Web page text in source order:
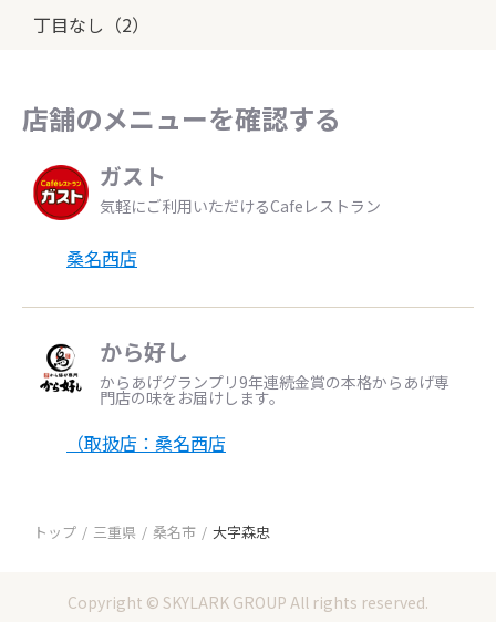
丁目なし（2）
店舗のメニューを確認する
ガスト
気軽にご利用いただけるCafeレストラン
桑名西店
から好し
からあげグランプリ9年連続金賞の本格からあげ専
門店の味をお届けします。
（取扱店：桑名西店
トップ 三重県 桑名市 大字森忠
Copyright © SKYLARK GROUP All rights reserved.